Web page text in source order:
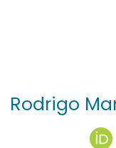
Rodrigo